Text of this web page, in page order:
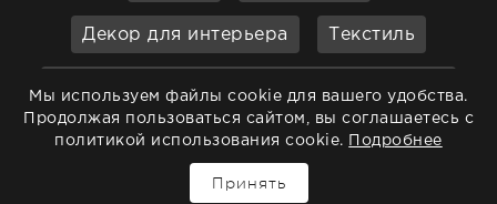
Декор для интерьера Текстиль
Кухонные принадлежности и
аксессуары
Ванная Садовая мебель
Мы используем файлы cookie для вашего удобства.
Продолжая пользоваться сайтом, вы соглашаетесь с
политикой использования cookie.
Подробнее
Принять